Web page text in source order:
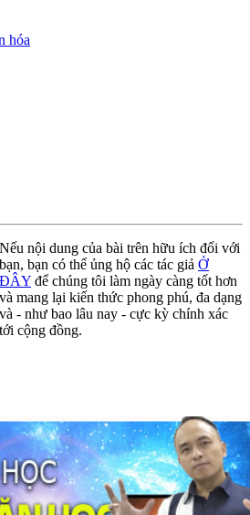
hóa
Nếu nội dung của bài trên hữu ích đối với
bạn, bạn có thể ủng hộ các tác giả Ở
ĐÂY để chúng tôi làm ngày càng tốt hơn
và mang lại kiến thức phong phú, đa dạng
và - như bao lâu nay - cực kỳ chính xác
tới cộng đồng.